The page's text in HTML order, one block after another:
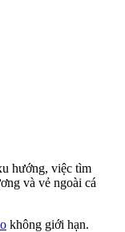
hướng, việc tìm
và vẻ ngoài cá
không giới hạn.